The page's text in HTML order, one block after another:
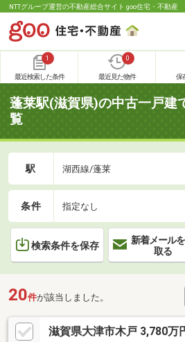
NTTグループ運営の不動産総合サイト goo住宅・不動産
1
最近検索した条件
0
最近見た物件 保
蓬莱駅(滋賀県)の中古一戸建
覧
駅 湖西線/蓬莱
条件 指定なし
検索条件を保存
新着メール
取る
20件が該当しました。
滋賀県大津市木戸 3,780万